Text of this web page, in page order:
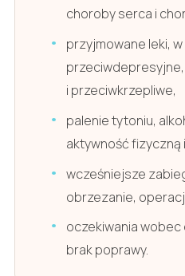
choroby serca i
przyjmowane leki,
i przeciwkrzepliwe,
palenie tytoniu,
aktywność fizyczną
wcześniejsze
obrzezanie,
oczekiwania
brak poprawy.